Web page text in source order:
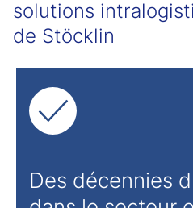
solutions
de Stöcklin
Des décennies